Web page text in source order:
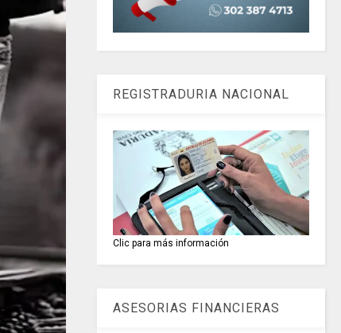
REGISTRADURIA NACIONAL
Clic para más información
ASESORIAS FINANCIERAS